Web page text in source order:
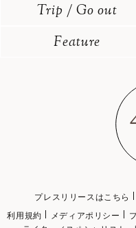
Trip / Go out
Feature
プレスリリースはこちら
利用規約
メディアポリシー